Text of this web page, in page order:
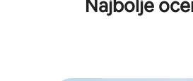
Najbolje